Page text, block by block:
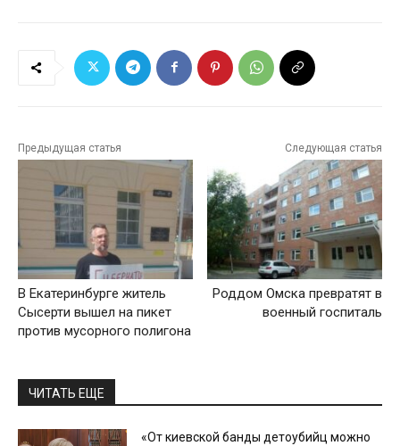
Предыдущая статья
В Екатеринбурге житель
Сысерти вышел на пикет
против мусорного полигона
Следующая статья
Роддом Омска превратят в
военный госпиталь
ЧИТАТЬ ЕЩЕ
«От киевской банды детоубийц можно